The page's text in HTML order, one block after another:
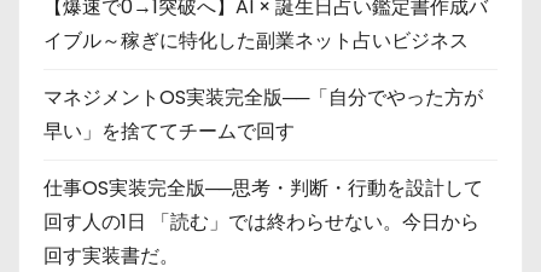
【爆速で0→1突破へ】AI × 誕生日占い鑑定書作成バ
イブル～稼ぎに特化した副業ネット占いビジネス
マネジメントOS実装完全版──「自分でやった方が
早い」を捨ててチームで回す
仕事OS実装完全版──思考・判断・行動を設計して
回す人の1日 「読む」では終わらせない。今日から
回す実装書だ。